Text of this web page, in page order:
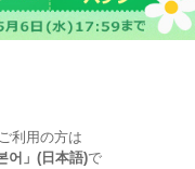
利用の方は
어」(日本語)で